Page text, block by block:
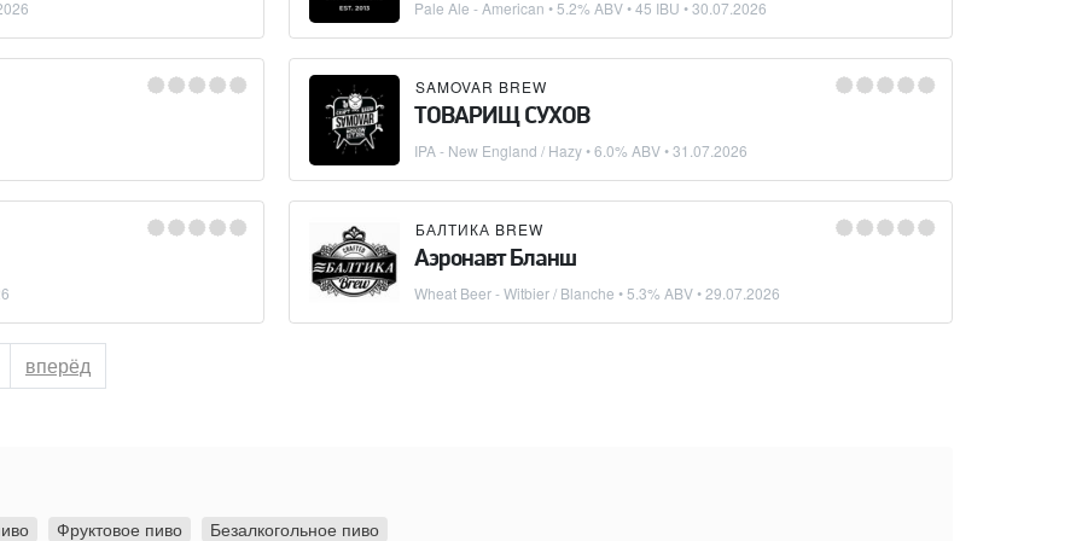
Pale Ale - American • 5.2% ABV • 45 IBU •30.07.2026
SAMOVAR BREW
ТОВАРИЩ СУХОВ
IPA - New England / Hazy• 6.0% ABV •31.07.2026
БАЛТИКА BREW
Аэронавт Бланш
Wheat Beer - Witbier / Blanche • 5.3% ABV •29.07.2026
вперёд
Фруктовое пиво Безалкогольное пиво